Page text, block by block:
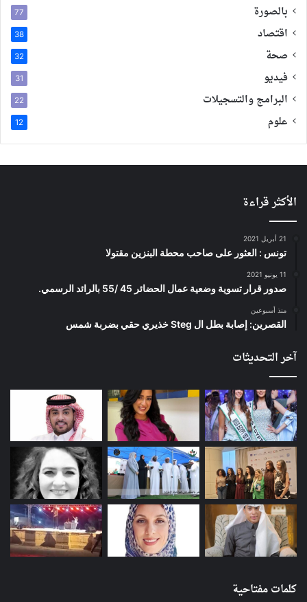
بالصورة 77
اقتصاد 38
صحة 32
فيديو 31
البرامج والتسجيلات 22
علوم 12
الأكثر قراءة
21 أبريل 2021
تونس : العثور على صاحب محطة البنزين مقتولا
11 يونيو 2021
صدور قرار تسوية وضعية عمال الحضائر 45 /55 بالرائد الرسمي.
منذ أسبوعين
القصرين: إصابة بطل ال Steg خذيري حقي بضربة شمس
آخر التحديثات
كلمات مفتاحية